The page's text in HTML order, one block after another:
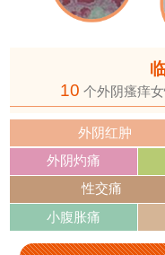
10 个外阴瘙痒
外阴红肿
外阴灼痛
性交痛
小腹胀痛